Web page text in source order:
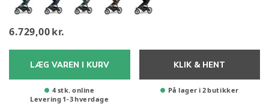
6.729,00 kr.
LÆG VAREN I KURV
4 stk. online
Levering 1-3hverdage
KLIK & HENT
På lager i 2 butikker